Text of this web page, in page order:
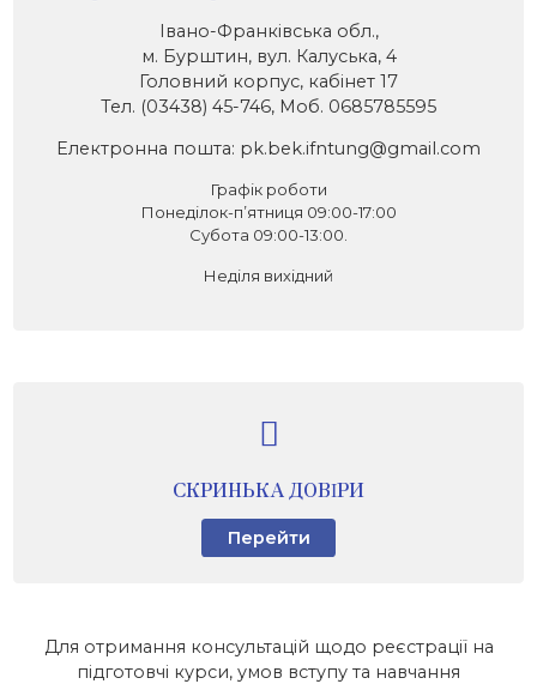
Івано-Франківська обл.,
м. Бурштин, вул. Калуська, 4
Головний корпус, кабінет 17
Тел. (03438) 45-746, Моб. 0685785595
Електронна пошта: pk.bek.ifntung@gmail.com
Графік роботи
Понеділок-п’ятниця 09:00-17:00
Субота 09:00-13:00.
Неділя вихідний
СКРИНЬКА ДОВІРИ
Перейти
Для отримання консультацій щодо реєстрації на
підготовчі курси, умов вступу та навчання